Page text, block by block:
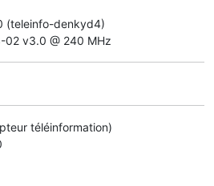
(teleinfo-denkyd4)
02 v3.0 @ 240 MHz
téléinformation)